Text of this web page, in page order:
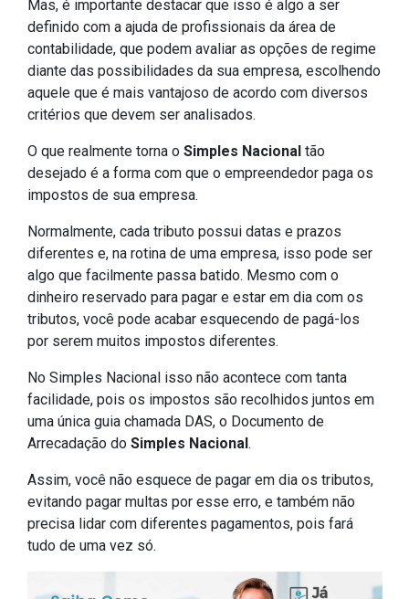
Mas, é importante destacar que isso é algo a ser
definido com a ajuda de profissionais da área de
contabilidade, que podem avaliar as opções de regime
diante das possibilidades da sua empresa, escolhendo
aquele que é mais vantajoso de acordo com diversos
critérios que devem ser analisados.
O que realmente torna o Simples Nacional tão
desejado é a forma com que o empreendedor paga os
impostos de sua empresa.
Normalmente, cada tributo possui datas e prazos
diferentes e, na rotina de uma empresa, isso pode ser
algo que facilmente passa batido. Mesmo com o
dinheiro reservado para pagar e estar em dia com os
tributos, você pode acabar esquecendo de pagá-los
por serem muitos impostos diferentes.
No Simples Nacional isso não acontece com tanta
facilidade, pois os impostos são recolhidos juntos em
uma única guia chamada DAS, o Documento de
Arrecadação do Simples Nacional .
Assim, você não esquece de pagar em dia os tributos,
evitando pagar multas por esse erro, e também não
precisa lidar com diferentes pagamentos, pois fará
tudo de uma vez só.